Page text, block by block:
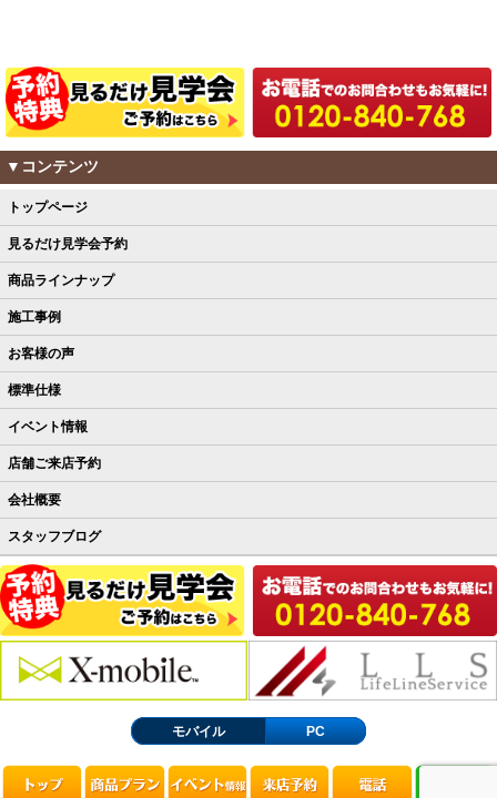
▼コンテンツ
トップページ
見るだけ見学会予約
商品ラインナップ
施工事例
お客様の声
標準仕様
イベント情報
店舗ご来店予約
会社概要
スタッフブログ
モバイル PC